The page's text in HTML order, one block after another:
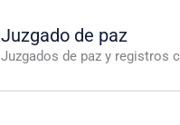
Juzgado de paz
Juzgados de paz y registros